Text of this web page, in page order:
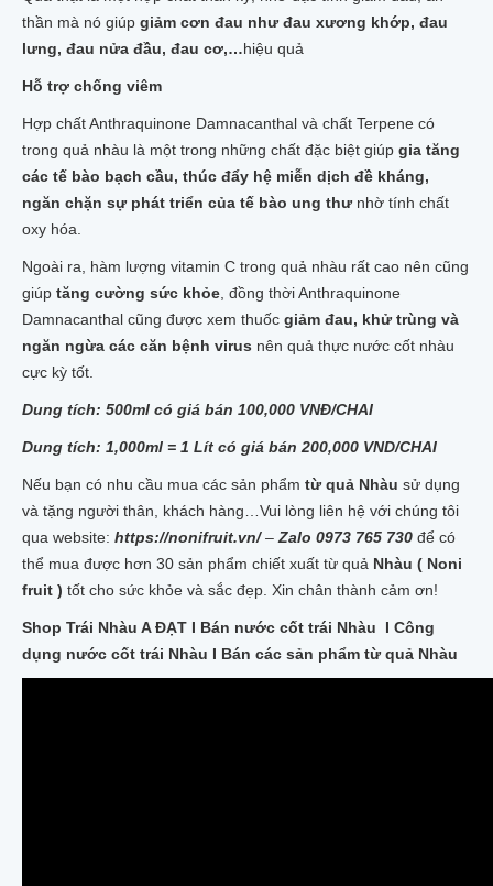
thần mà nó giúp giảm cơn đau như đau xương khớp, đau
lưng, đau nửa đầu, đau cơ,…hiệu quả
Hỗ trợ chống viêm
Hợp chất Anthraquinone Damnacanthal và chất Terpene có
trong quả nhàu là một trong những chất đặc biệt giúp gia tăng
các tế bào bạch cầu, thúc đẩy hệ miễn dịch đề kháng,
ngăn chặn sự phát triển của tế bào ung thưnhờ tính chất
oxy hóa.
Ngoài ra, hàm lượng vitamin C trong quả nhàu rất cao nên cũng
giúp tăng cường sức khỏe , đồng thời Anthraquinone
Damnacanthal cũng được xem thuốc giảm đau, khử trùng và
ngăn ngừa các căn bệnh virus nên quả thực nước cốt nhàu
cực kỳ tốt.
Dung tích: 500ml có giá bán 100,000 VNĐ/CHAI
Dung tích: 1,000ml = 1 Lít có giá bán 200,000 VND/CHAI
Nếu bạn có nhu cầu mua các sản phẩm từ quả Nhàu sử dụng
và tặng người thân, khách hàng…Vui lòng liên hệ với chúng tôi
qua website: https://nonifruit.vn/– Zalo 0973 765 730 để có
thể mua được hơn 30 sản phẩm chiết xuất từ quả Nhàu ( Noni
fruit ) tốt cho sức khỏe và sắc đẹp. Xin chân thành cảm ơn!
Shop Trái Nhàu A ĐẠT I Bán nước cốt trái Nhàu I Công
dụng nước cốt trái Nhàu I Bán các sản phẩm từ quả Nhàu